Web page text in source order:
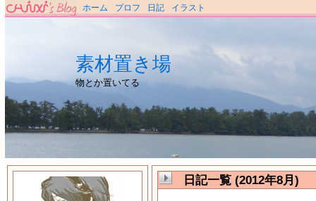
ホーム プロフ 日記 イラスト
素材置き場
物とか置いてる
日記一覧 (2012年8月)